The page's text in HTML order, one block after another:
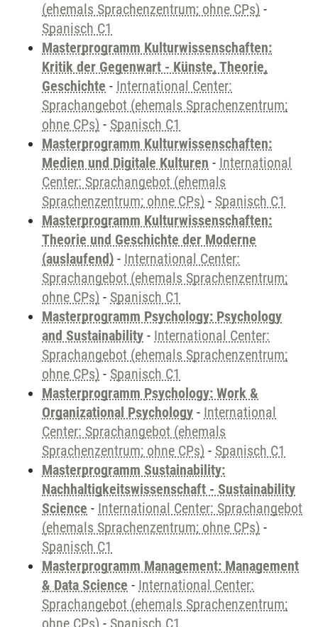
(ehemals Sprachenzentrum; ohne CPs) -
Spanisch C1
Masterprogramm Kulturwissenschaften:
Kritik der Gegenwart - Künste, Theorie,
Geschichte - International Center:
Sprachangebot (ehemals Sprachenzentrum;
ohne CPs) - Spanisch C1
Masterprogramm Kulturwissenschaften:
Medien und Digitale Kulturen - International
Center: Sprachangebot (ehemals
Sprachenzentrum; ohne CPs) - Spanisch C1
Masterprogramm Kulturwissenschaften:
Theorie und Geschichte der Moderne
(auslaufend) - International Center:
Sprachangebot (ehemals Sprachenzentrum;
ohne CPs) - Spanisch C1
Masterprogramm Psychology: Psychology
and Sustainability - International Center:
Sprachangebot (ehemals Sprachenzentrum;
ohne CPs) - Spanisch C1
Masterprogramm Psychology: Work &
Organizational Psychology - International
Center: Sprachangebot (ehemals
Sprachenzentrum; ohne CPs) - Spanisch C1
Masterprogramm Sustainability:
Nachhaltigkeitswissenschaft - Sustainability
Science - International Center: Sprachangebot
(ehemals Sprachenzentrum; ohne CPs) -
Spanisch C1
Masterprogramm Management: Management
& Data Science - International Center:
Sprachangebot (ehemals Sprachenzentrum;
ohne CPs) - Spanisch C1